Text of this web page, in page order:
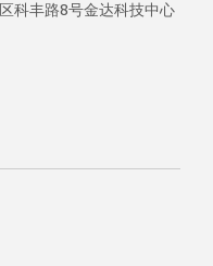
科丰路8号金达科技中心